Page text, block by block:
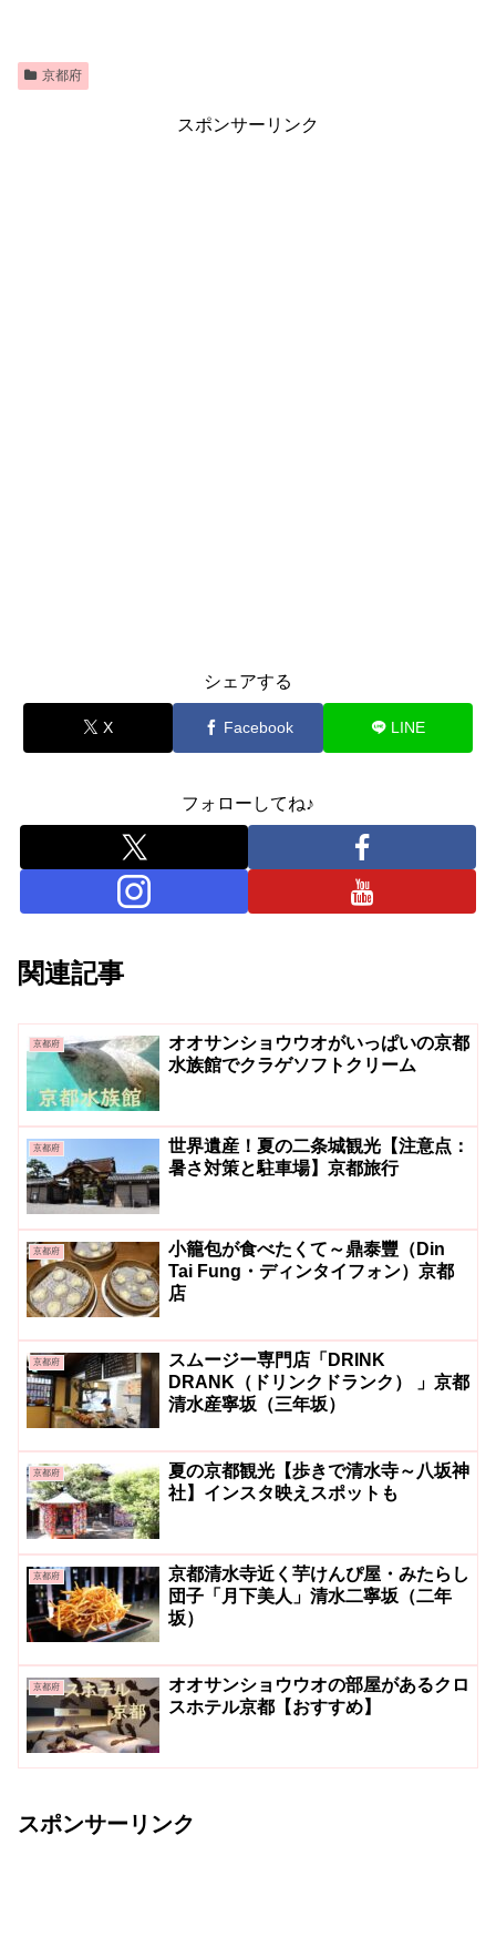
京都府
スポンサーリンク
シェアする
X Facebook LINE
フォローしてね♪
関連記事
京都府
オオサンショウウオがいっぱいの京都
水族館でクラゲソフトクリーム
京都府
世界遺産！夏の二条城観光【注意点：
暑さ対策と駐車場】京都旅行
京都府
小籠包が食べたくて～鼎泰豐（Din
Tai Fung・ディンタイフォン）京都
店
京都府
スムージー専門店「DRINK
DRANK（ドリンクドランク） 」京都
清水産寧坂（三年坂）
京都府
夏の京都観光【歩きで清水寺～八坂神
社】インスタ映えスポットも
京都府
京都清水寺近く芋けんぴ屋・みたらし
団子「月下美人」清水二寧坂（二年
坂）
京都府
オオサンショウウオの部屋があるクロ
スホテル京都【おすすめ】
スポンサーリンク